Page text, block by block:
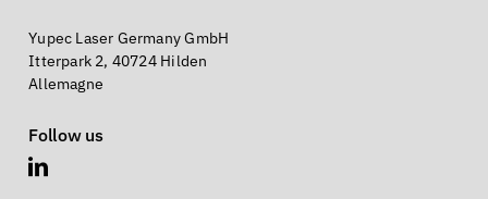
Yupec Laser Germany GmbH
Itterpark 2, 40724 Hilden
Allemagne
Follow us